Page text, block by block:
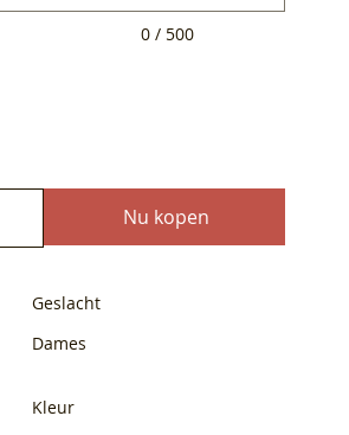
0 / 500
Nu kopen
Geslacht
Dames
Kleur